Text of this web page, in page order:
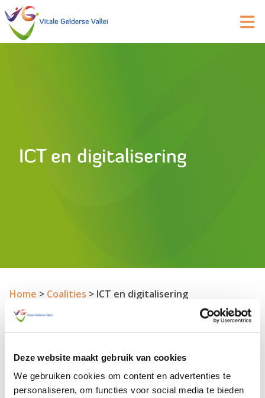
Deze website maakt gebruik van cookies
We gebruiken cookies om content en advertenties te
personaliseren, om functies voor social media te bieden
ICT en digitalisering
Home > Coalities > ICT en digitalisering
gaat de digitale zorginfrastructuur van de Vitale
Gelderse Vallei vorm te geven. Samen met
betrokken organisaties, inwoners,